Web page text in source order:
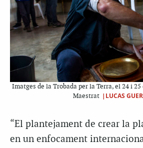
Imatges de la Trobada per la Terra, el 24 i
Maestrat |LUCAS
“El plantejament de crear la
en un enfocament